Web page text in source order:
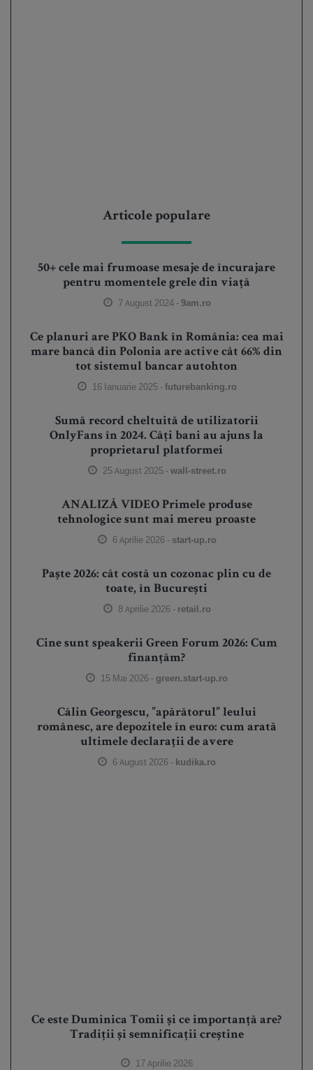
Articole populare
50+ cele mai frumoase mesaje de încurajare
pentru momentele grele din viață
7 August 2024 -9am.ro
Ce planuri are PKO Bank în România: cea mai
mare bancă din Polonia are active cât 66% din
tot sistemul bancar autohton
16 Ianuarie 2025 -futurebanking.ro
Sumă record cheltuită de utilizatorii
OnlyFans în 2024. Câți bani au ajuns la
proprietarul platformei
25 August 2025 -wall-street.ro
ANALIZĂ VIDEO Primele produse
tehnologice sunt mai mereu proaste
6 Aprilie 2026 - start-up.ro
Paște 2026: cât costă un cozonac plin cu de
toate, în București
8 Aprilie 2026 - retail.ro
Cine sunt speakerii Green Forum 2026: Cum
finanțăm?
15 Mai 2026 - green.start-up.ro
Călin Georgescu, ”apărătorul” leului
românesc, are depozitele în euro: cum arată
ultimele declarații de avere
6 August 2026 - kudika.ro
Ce este Duminica Tomii și ce importanță are?
Tradiții și semnificații creștine
17 Aprilie 2026